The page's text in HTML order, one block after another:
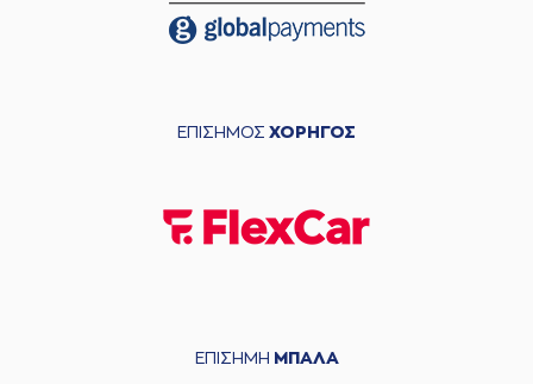
ΕΠΙΣΗΜΟΣ ΧΟΡΗΓΟΣ
ΕΠΙΣΗΜΗ ΜΠΑΛΑ